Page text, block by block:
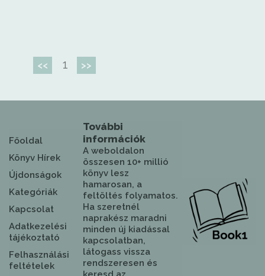
<< 1 >>
Főoldal
Könyv Hírek
Újdonságok
Kategóriák
Kapcsolat
Adatkezelési
tájékoztató
Felhasználási
feltételek
További
információk
A weboldalon
összesen 10+ millió
könyv lesz
hamarosan, a
feltöltés folyamatos.
Ha szeretnél
naprakész maradni
minden új kiadással
kapcsolatban,
látogass vissza
rendszeresen és